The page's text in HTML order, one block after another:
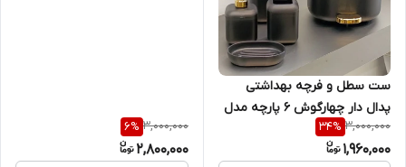
ست سطل و فرچه بهداشتی
پدال دار چهارگوش ۶ پارچه مدل
اکو همارا
3,000,000
34%
1,960,000
3,000,000
6%
2,800,000